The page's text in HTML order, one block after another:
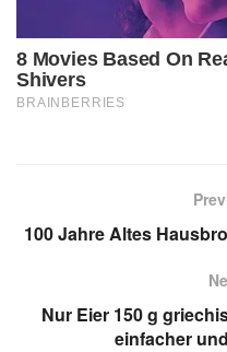
100 Jahre Altes
Nur Eier 150 g
einfacher